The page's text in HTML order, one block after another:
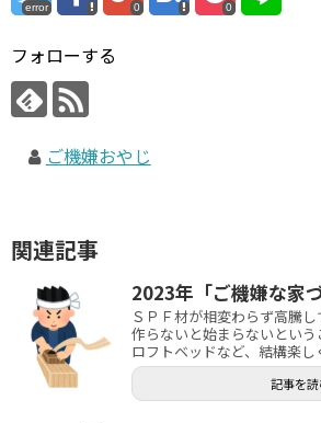
error 0 0
フォローする
ご機嫌おやじ
関連記事
2023年「ご機嫌な家
ＳＰＦ材が相変わらず高騰
作らないと始まらないとい
ロフトベッドなど、結構楽し
記事を読